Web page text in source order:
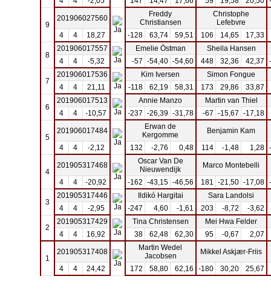
9
201906027560
Freddy
Christiansen
Christophe
Lefebvre
4
4 18,27 -128 63,74 59,51 106 14,65 17,33
8
201906017557 Emelie Östman
Sheila Hansen
4
4 -5,32 -57 -54,40 -54,60 448 32,36 42,37
7
201906017536 Kim Iversen
Simon Fongue
4
4 21,11 -118 62,19 58,31 173 29,86 33,87
6
201906017513 Annie Manzo
Martin van Thiel
4
4 -10,57 -237 -26,39 -31,78 -67 -15,67 -17,18
5
201906017484
Erwan de
Kergomme
Benjamin Kam
4
4 -2,12 132 -2,76 0,48 114 -1,48 1,28
4
201905317468
Oscar Van De
Nieuwendijk
Marco Montebelli
4
4 -20,92 -162 -43,15 -46,56 181 -21,50 -17,08
3
201905317446 Ildikó Hargitai
Sara Landolsi
4
4 -2,95 -247 4,60 -1,61 203 -8,72 -3,62
2
201905317429 Tina Christensen
Mei Hwa Felder
4
4 16,92 38 62,48 62,30 95 -0,67 2,07
1
201905317408
Martin Wedel
Jacobsen
Mikkel Askjær-Friis
4
4 24,42 172 58,80 62,16 -180 30,20 25,67